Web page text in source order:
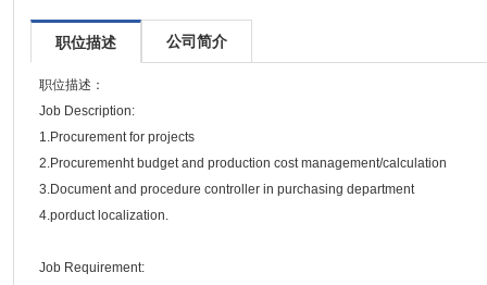
职位描述 公司简介
职位描述：
Job Description:
1.Procurement for projects
2.Procuremenht budget and production cost management/calculation
3.Document and procedure controller in purchasing department
4.porduct localization.
Job Requirement: